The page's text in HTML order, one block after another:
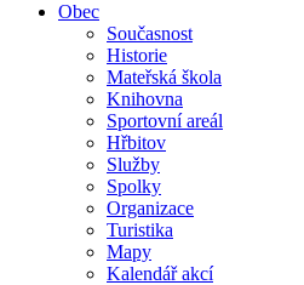
Obec
Současnost
Historie
Mateřská škola
Knihovna
Sportovní areál
Hřbitov
Služby
Spolky
Organizace
Turistika
Mapy
Kalendář akcí